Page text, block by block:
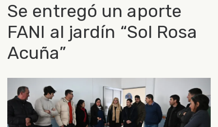
Se entregó un aporte
FANI al jardín “Sol Rosa
Acuña”